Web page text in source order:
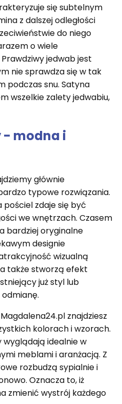
się subtelnym
z dalszej odległości
do niego
o wiele
jedwab jest
nie sprawdza się w tak
podczas snu. Satyna
wszelkie zalety jedwabiu,
- modna i
głównie
typowe rozwiązania.
zdaje się być
we wnętrzach. Czasem
bardziej oryginalne
designie
wizualną
także stworzą efekt
już styl lub
znajdziesz
kolorach i wzorach.
idealnie w
meblami i aranżacją. Z
rozbudzą sypialnie i
Oznacza to, iż
zmienić wystrój każdego